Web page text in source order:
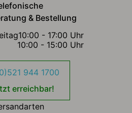
& Bestellung
10:00 - 17:00 Uhr
10:00 - 15:00 Uhr
944 1700
erreichbar!